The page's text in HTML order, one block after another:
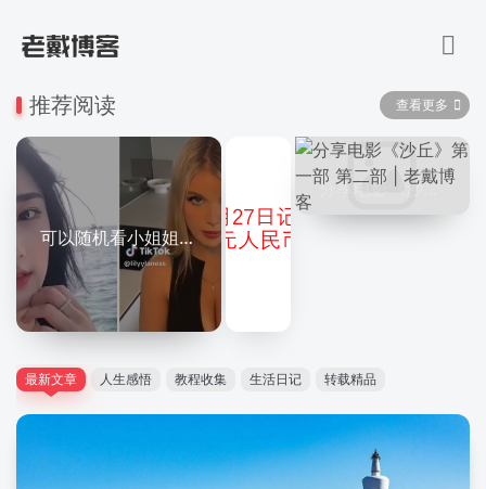
推荐阅读 查看更多
可以随机看小姐姐的网站
最新文章 人生感悟 教程收集 生活日记 转载精品